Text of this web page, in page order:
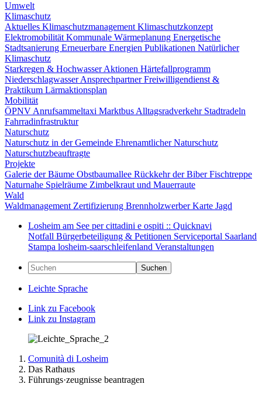
Umwelt
Klimaschutz
Aktuelles Klimaschutzmanagement Klimaschutzkonzept
Elektromobilität Kommunale Wärmeplanung Energetische
Stadtsanierung Erneuerbare Energien Publikationen Natürlicher
Klimaschutz
Starkregen & HochwasserAktionen Härtefallprogramm
NiederschlagwasserAnsprechpartnerFreiwilligendienst &
Praktikum Lärmaktionsplan
Mobilität
ÖPNV Anrufsammeltaxi Marktbus Alltagsradverkehr Stadtradeln
Fahrradinfrastruktur
Naturschutz
Naturschutz in der Gemeinde Ehrenamtlicher Naturschutz
Naturschutzbeauftragte
Projekte
Galerie der Bäume Obstbaumallee Rückkehr der BiberFischtreppe
Naturnahe Spielräume Zimbelkraut und Mauerraute
Wald
Waldmanagement Zertifizierung BrennholzwerberKarte Jagd
Losheim am See per cittadini e ospiti :: Quicknavi
Notfall Bürgerbeteiligung & Petitionen Serviceportal Saarland
Stampa losheim-saarschleifenland Veranstaltungen
Suchen
Leichte Sprache
Link zu Facebook
Link zu Instagram
Comunità di Losheim
Das Rathaus
Führungs·zeugnisse beantragen